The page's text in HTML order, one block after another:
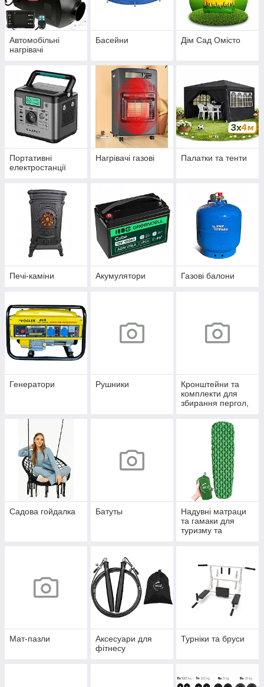
Автомобільні
нагрівачі
Басейни Дім Сад Омісто
Портативні
електростанції
Нагрівачі газові Палатки та тенти
Печі-каміни Акумулятори Газові балони
Генератори Рушники
Кронштейни та
комплекти для
збирання пергол,
Садова гойдалка Батуты
Надувні матраци
та гамаки для
туризму та
Мат-пазли
Аксесуари для
фітнесу
Турніки та бруси